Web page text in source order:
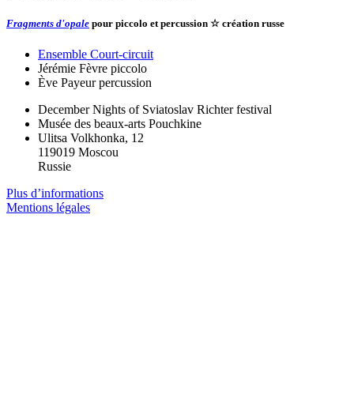
Fragments d'opale pour piccolo et percussion ☆ création russe
Ensemble Court-circuit
Jérémie Fèvre piccolo
Ève Payeurpercussion
December Nights of Sviatoslav Richter festival
Musée des beaux-arts Pouchkine
Ulitsa Volkhonka, 12
119019 Moscou
Russie
Plus d’informations
Mentions légales